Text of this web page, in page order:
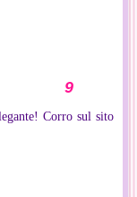
Corro sul sito